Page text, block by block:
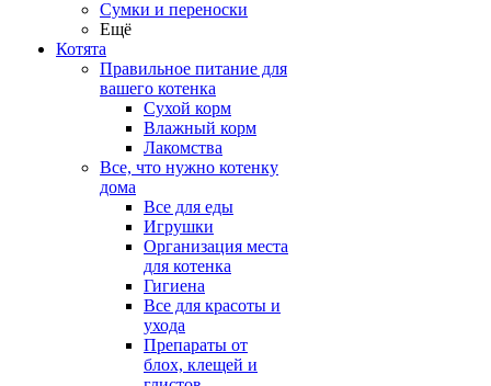
Сумки и переноски
Ещё
Котята
Правильное питание для
вашего котенка
Сухой корм
Влажный корм
Лакомства
Все, что нужно котенку
дома
Все для еды
Игрушки
Организация места
для котенка
Гигиена
Все для красоты и
ухода
Препараты от
блох, клещей и